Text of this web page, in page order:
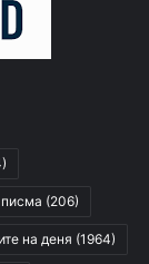
(206)
на деня (1964)